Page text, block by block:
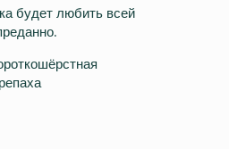
будет любить всей